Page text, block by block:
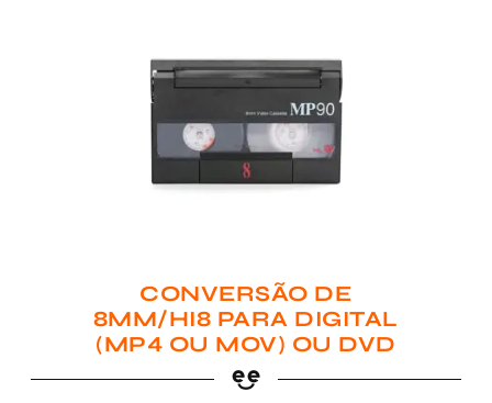
CONVERSÃO DE
8MM/HI8 PARA DIGITAL
(MP4 OU MOV) OU DVD